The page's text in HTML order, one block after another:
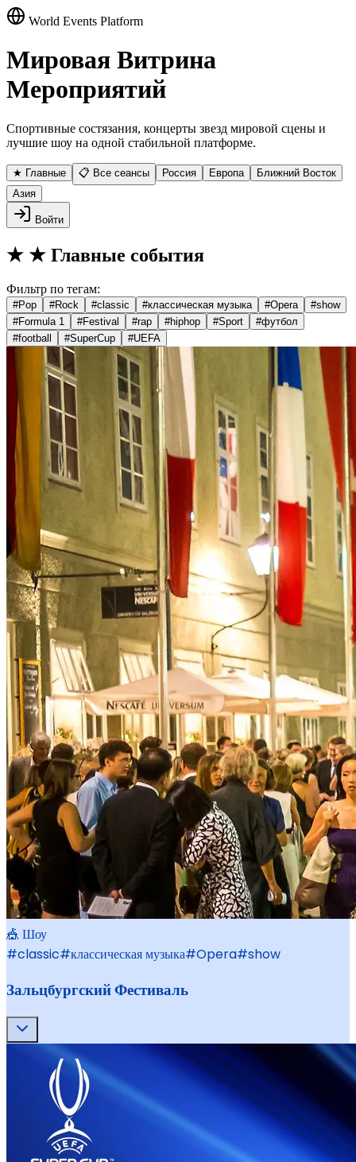
World Events Platform
Мировая Витрина
Мероприятий
Спортивные состязания, концерты звезд мировой сцены и
лучшие шоу на одной стабильной платформе.
★ Главные 📋 Все сеансы Россия Европа
Ближний Восток
Азия
Войти
★ ★ Главные события
Фильтр по тегам:
#Pop #Rock #classic #классическая музыка #Opera #show
#Formula 1 #Festival #rap #hiphop #Sport #футбол
#football #SuperCup #UEFA
🎪 Шоу
#classic#классическая музыка#Opera#show
Зальцбургский Фестиваль